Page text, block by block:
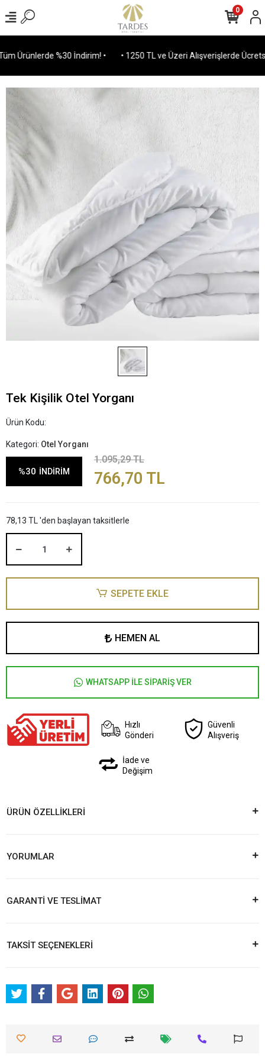
Ürünlerde %30 İndirim! • • 1250 TL ve Üzeri Alışverişlerde
0
Tek Kişilik Otel Yorganı
Ürün Kodu:
Kategori: Otel Yorganı
%30 İNDİRİM
1.095,29 TL
766,70 TL
78,13 TL 'den başlayan taksitlerle
SEPETE EKLE
HEMEN AL
WHATSAPP İLE SİPARİŞ VER
Hızlı
Gönderi
Güvenli
Alışveriş
İade ve
Değişim
ÜRÜN ÖZELLİKLERİ
YORUMLAR
GARANTİ VE TESLİMAT
TAKSİT SEÇENEKLERİ